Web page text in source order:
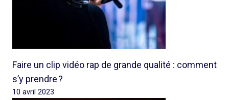
Faire un clip vidéo rap de grande qualité : comment
s’y prendre ?
10 avril 2023